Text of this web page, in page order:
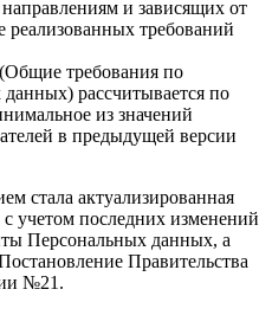
и зависящих от
реализованных требований
требования по
рассчитывается по
из значений
в предыдущей версии
стала актуализированная
учетом последних изменений
Персональных данных, а
Правительства
№21.